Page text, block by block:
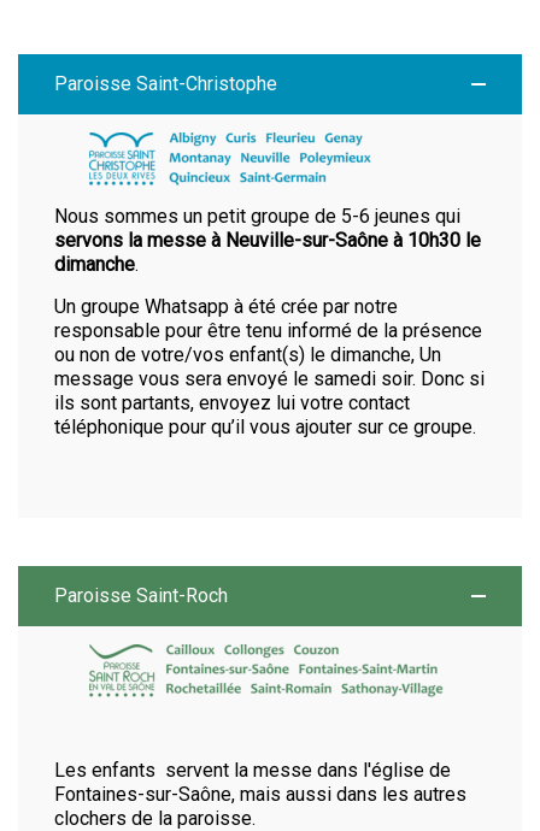
Paroisse Saint-Christophe
Nous sommes un petit groupe de 5-6 jeunes qui
servons la messe à Neuville-sur-Saône à 10h30 le
dimanche.
Un groupe Whatsapp à été crée par notre
responsable pour être tenu informé de la présence
ou non de votre/vos enfant(s) le dimanche, Un
message vous sera envoyé le samedi soir. Donc si
ils sont partants, envoyez lui votre contact
téléphonique pour qu’il vous ajouter sur ce groupe.
Paroisse Saint-Roch
Les enfants servent la messe dans l'église de
Fontaines-sur-Saône, mais aussi dans les autres
clochers de la paroisse.